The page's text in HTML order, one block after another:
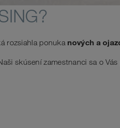
rozsiahla ponuka nových a
skúsení zamestnanci sa o